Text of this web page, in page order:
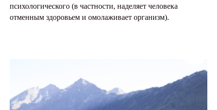
психологического (в частности, наделяет человека
отменным здоровьем и омолаживает организм).